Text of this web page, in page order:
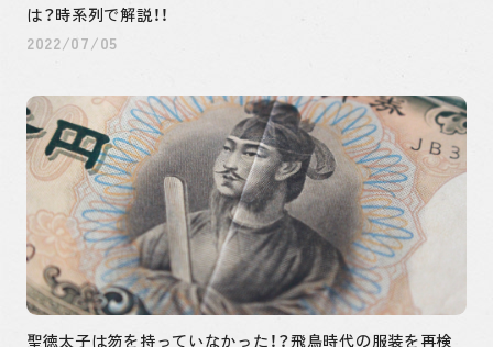
は？時系列で解説！！
2022/07/05
聖徳太子は笏を持っていなかった！？飛鳥時代の服装を再検